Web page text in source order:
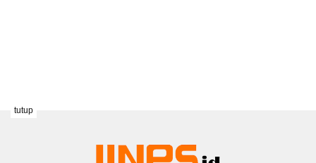
tutup